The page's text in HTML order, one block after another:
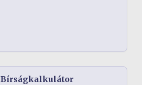
Bírságkalkulátor